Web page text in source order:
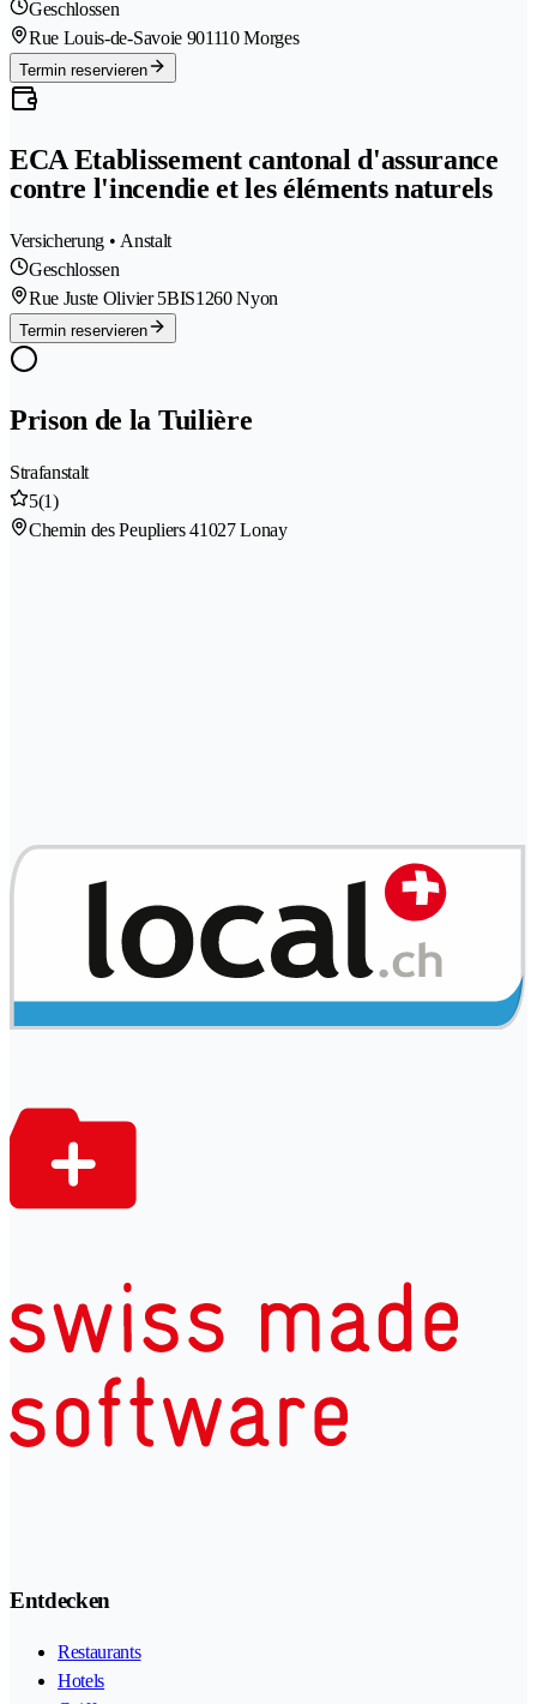
Geschlossen
Rue Louis-de-Savoie 901110 Morges
Termin reservieren
ECA Etablissement cantonal d'assurance
contre l'incendie et les éléments naturels
Versicherung • Anstalt
Geschlossen
Rue Juste Olivier 5BIS1260 Nyon
Termin reservieren
Prison de la Tuilière
Strafanstalt
5(1)
Chemin des Peupliers 41027 Lonay
Entdecken
Restaurants
Hotels